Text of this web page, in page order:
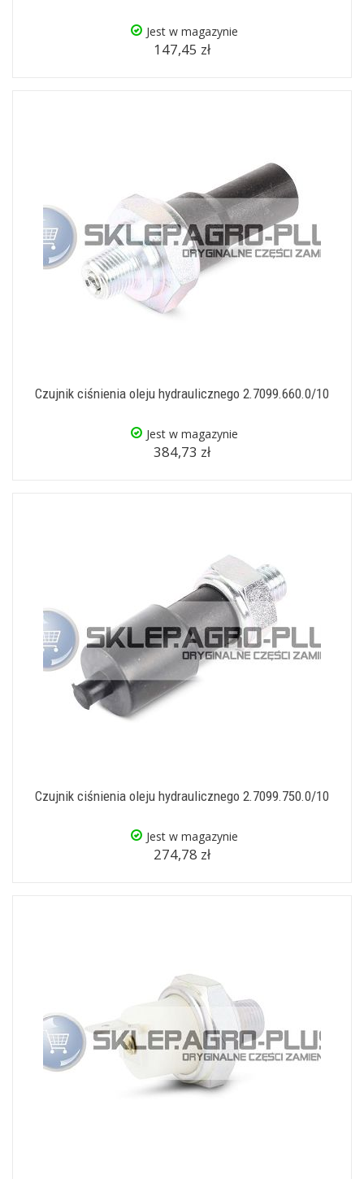
Jest w magazynie
147,45 zł
Czujnik ciśnienia oleju hydraulicznego 2.7099.660.0/10
Jest w magazynie
384,73 zł
Czujnik ciśnienia oleju hydraulicznego 2.7099.750.0/10
Jest w magazynie
274,78 zł